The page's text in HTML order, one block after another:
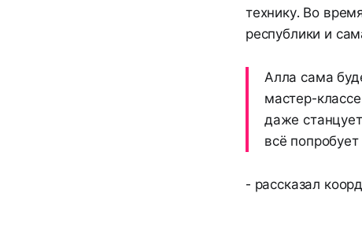
технику. Во
республики и
Алла сама
мастер-
даже
всё попробует
- рассказал